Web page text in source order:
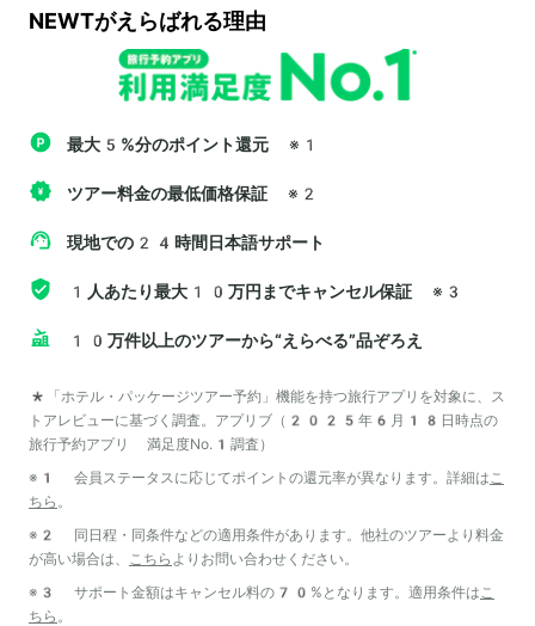
NEWTがえらばれる理由
最大5%分のポイント還元 ※1
ツアー料金の最低価格保証 ※2
現地での24時間日本語サポート
1人あたり最大10万円までキャンセル保証 ※3
10万件以上のツアーから“えらべる”品ぞろえ
*「ホテル・パッケージツアー予約」機能を持つ旅行アプリを対象に、ス
トアレビューに基づく調査。アプリブ（2025年6月18日時点の
旅行予約アプリ 満足度No.1調査）
※1 会員ステータスに応じてポイントの還元率が異なります。詳細は こ
ちら 。
※2 同日程・同条件などの適用条件があります。他社のツアーより料金
が高い場合は、
こちら よりお問い合わせください。
※3 サポート金額はキャンセル料の70%となります。適用条件は こ
ちら 。